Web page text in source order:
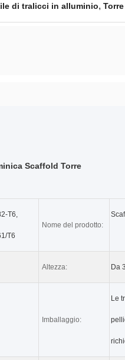
di tralicci in alluminio,
Scaffold Torre
T6,
T6
Nome del prodotto:
Altezza: Da
Imballaggio:
Le